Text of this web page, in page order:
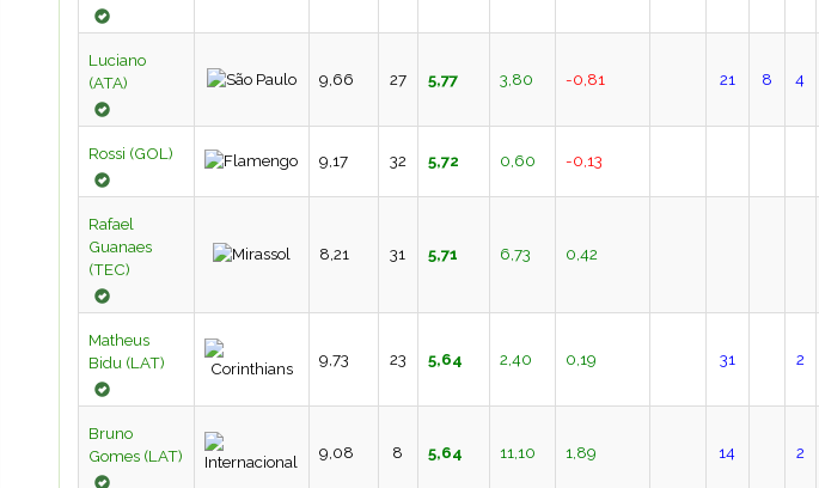
Luciano
(ATA)
9,66 27 5,77 3,80 -0,81 21 8 4
Rossi (GOL) 9,17 32 5,72 0,60 -0,13
Rafael
Guanaes
(TEC)
8,21 31 5,71 6,73 0,42
Matheus
Bidu (LAT)
9,73 23 5,64 2,40 0,19 31 2
Bruno
Gomes (LAT)
9,08 8 5,64 11,10 1,89 14 2